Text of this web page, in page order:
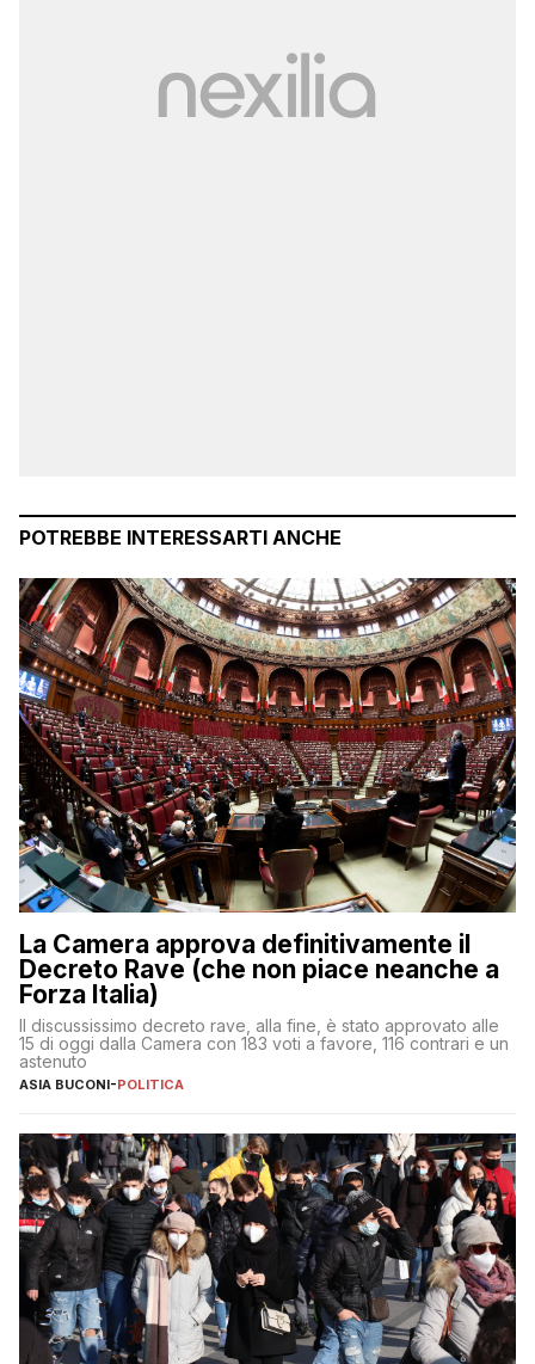
POTREBBE INTERESSARTI ANCHE
La Camera approva definitivamente il
Decreto Rave (che non piace neanche a
Forza Italia)
Il discussissimo decreto rave, alla fine, è stato approvato alle
15 di oggi dalla Camera con 183 voti a favore, 116 contrari e un
astenuto
ASIA BUCONI-POLITICA